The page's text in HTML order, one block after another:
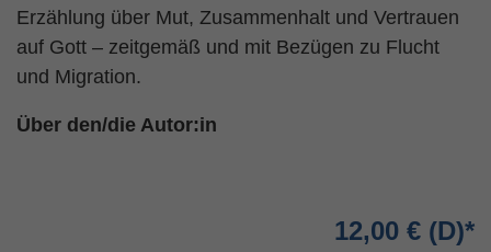
Erzählung über Mut, Zusammenhalt und Vertrauen
auf Gott – zeitgemäß und mit Bezügen zu Flucht
und Migration.
Über den/die Autor:in
12,00 €